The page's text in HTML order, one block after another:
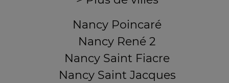
Nancy Poincaré
Nancy René 2
Nancy Saint Fiacre
Nancy Saint Jacques